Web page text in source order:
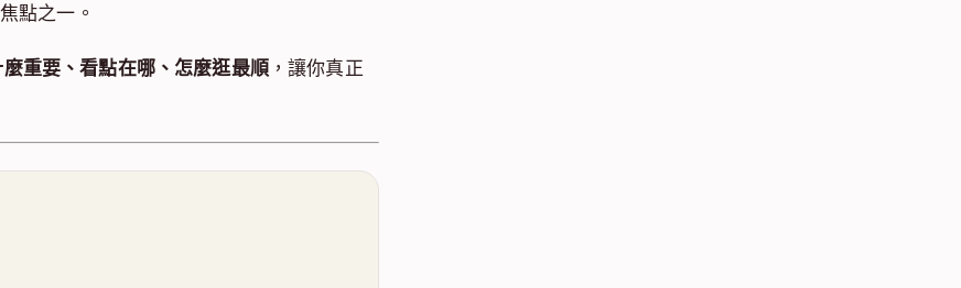
點之一。
重要、看點在哪、怎麼逛最順，讓你真正